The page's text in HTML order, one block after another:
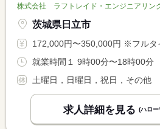
株式会社 ラフトレイド・エンジニアリ
茨城県日立市
172,000円〜350,000円 ※フルタイム求人の場合は月額（換算額）、パ
就業時間１ 9時00分〜18時00分
土曜日，日曜日，祝日，その他
求人詳細を見る (ハロ